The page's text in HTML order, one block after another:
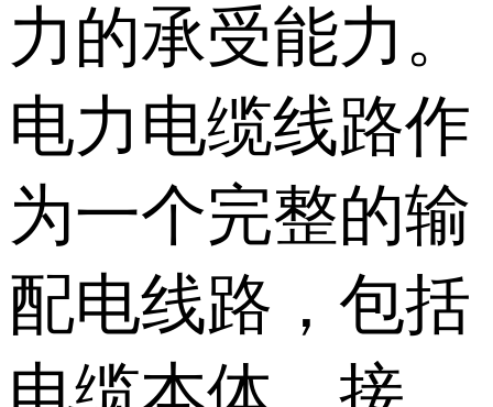
力的承受能力。
电力电缆线路作
为一个完整的输
配电线路，包括